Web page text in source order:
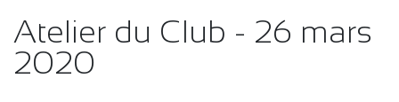
Atelier du Club - 26 mars
2020